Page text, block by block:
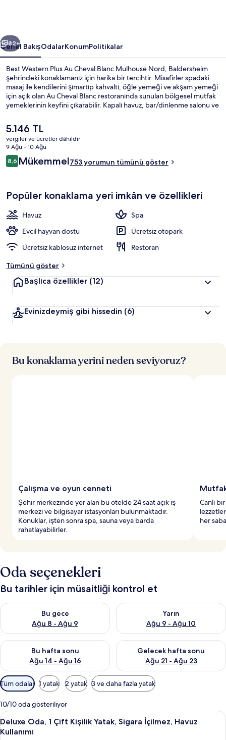
için
fotoğraf
galerisi
Sonraki
82+
Genel BakışOdalarKonumPolitikalar
Best Western Plus Au Cheval Blanc Mulhouse Nord, Baldersheim
şehrindeki konaklamanız için harika bir tercihtir. Misafirler spadaki
masaj ile kendilerini şımartıp kahvaltı, öğle yemeği ve akşam yemeği
için açık olan Au Cheval Blanc restoranında sunulan bölgesel mutfak
yemeklerinin keyfini çıkarabilir. Kapalı havuz, bar/dinlenme salonu ve
Şu
anki
fiyat
5.146 TL
5.146 TL
vergiler ve ücretler dâhildir
9 Ağu - 10 Ağu
Yorumlar
8,68,6/10
Mükemmel753 yorumun tümünü göster
Popüler konaklama yeri imkân ve özellikleri
Havuz
Spa
Evcil hayvan dostu
Ücretsiz otopark
Ücretsiz kablosuz internet
Restoran
Tümünü göster
Başlıca özellikler (12)
Evinizdeymiş gibi hissedin (6)
Bu konaklama yerini neden seviyoruz?
Çalışma ve oyun cenneti
Şehir merkezinde yer alan bu otelde 24 saat açık iş
merkezi ve bilgisayar istasyonları bulunmaktadır.
Konuklar, işten sonra spa, sauna veya barda
rahatlayabilirler.
Canlı
her
Oda seçenekleri
Bu tarihler için müsaitliği kontrol et
Bu gece
Ağu 8 - Ağu 9
Bu gece için müsaitliği kontrol et Ağu 8 - Ağu 9
Yarın
Ağu 9 - Ağu 10
Yarın için müsaitliği kontrol
Bu hafta sonu
Ağu 14 - Ağu 16
Bu hafta sonu için müsaitliği kontrol et Ağu 14 - Ağu 16
Gelecek hafta sonu
Ağu 21 - Ağu 23
Önümüzdeki hafta sonu için
Odalar
için
mevcut
filtreler
Tüm odalar 1 yatak 2 yatak 3 ve daha fazla yatak
10/10 oda gösteriliyor
Deluxe
Oda,
Deluxe Oda, 1 Çift Kişilik Yatak,
6
Deluxe Oda, 1 Çift Kişilik Yatak, Sigara İçilmez, Havuz
Kullanımı